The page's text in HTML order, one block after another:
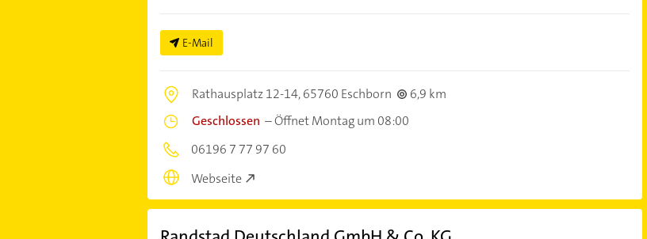
E-Mail
Rathausplatz 12-14,65760 Eschborn
6,9 km
Geschlossen –Öffnet Montag um 08:00
06196 7 77 97 60
Webseite